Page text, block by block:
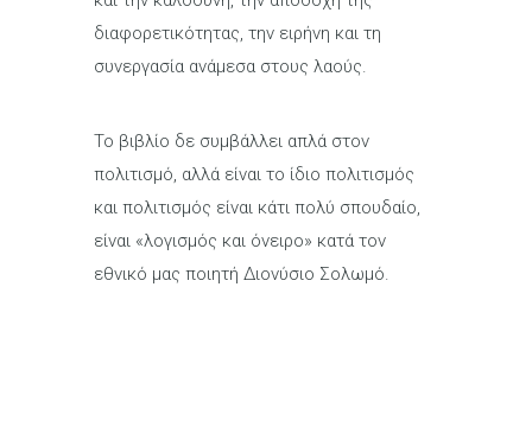
διαφορετικότητας, την ειρήνη και τη
συνεργασία ανάμεσα στους λαούς.
Το βιβλίο δε συμβάλλει απλά στον
πολιτισμό, αλλά είναι το ίδιο πολιτισμός
και πολιτισμός είναι κάτι πολύ σπουδαίο,
είναι «λογισμός και όνειρο» κατά τον
εθνικό μας ποιητή Διονύσιο Σολωμό.